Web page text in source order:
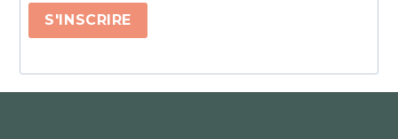
S'INSCRIRE